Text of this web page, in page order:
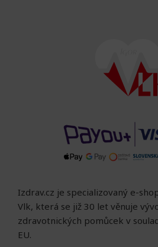
Izdrav.cz je specializovaný e-
Vlk, která se již 30 let věnuje
zdravotnických pomůcek v
EU.